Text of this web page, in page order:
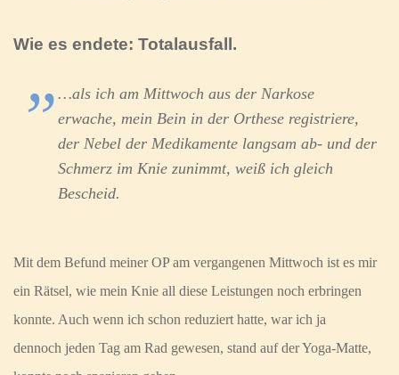
Wie es endete: Totalausfall.
…als ich am Mittwoch aus der Narkose
erwache, mein Bein in der Orthese registriere,
der Nebel der Medikamente langsam ab- und der
Schmerz im Knie zunimmt, weiß ich gleich
Bescheid.
Mit dem Befund meiner OP am vergangenen Mittwoch ist es mir
ein Rätsel, wie mein Knie all diese Leistungen noch erbringen
konnte. Auch wenn ich schon reduziert hatte, war ich ja
dennoch jeden Tag am Rad gewesen, stand auf der Yoga-Matte,